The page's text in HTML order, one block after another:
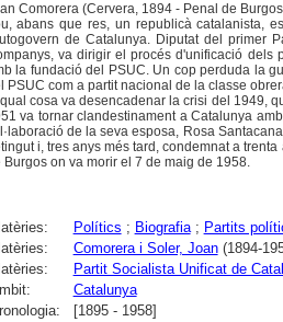
Comorera (Cervera, 1894 - Penal de
abans que res, un republicà catalanista,
de Catalunya. Diputat del primer
va dirigir el procés d'unificació
la fundació del PSUC. Un cop perduda la
PSUC com a partit nacional de la classe
qual cosa va desencadenar la crisi del 1949,
va tornar clandestinament a Catalunya
de la seva esposa, Rosa
i, tres anys més tard, condemnat a
Burgos on va morir el 7 de maig de 1958.
Polítics ; Biografia; Partits
Comorera i Soler, Joan(1894-
Partit Socialista Unificat de
Catalunya
[1895 - 1958]